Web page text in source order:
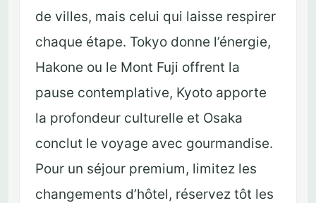
de villes, mais celui qui laisse respirer
chaque étape. Tokyo donne l’énergie,
Hakone ou le Mont Fuji offrent la
pause contemplative, Kyoto apporte
la profondeur culturelle et Osaka
conclut le voyage avec gourmandise.
Pour un séjour premium, limitez les
changements d’hôtel, réservez tôt les